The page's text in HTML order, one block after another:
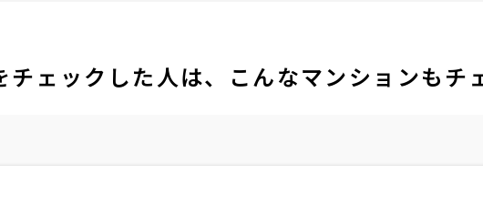
チェックした人は、こんなマンションもチ